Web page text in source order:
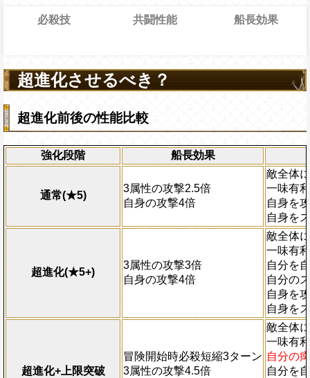
必殺技
通常時
ダメージを与え、一味にかかっている有
ち消し、2ターンの間自分だけに様々な
る
上限突破
共闘性能
冒険開始時の必殺ターンを2短縮、
属性キャラの攻撃を6倍、体力を1.5倍
倍、体力を1.25倍にする
全ての防御効果・防御力・通常攻撃以
て敵全体に200万ダメージを与え、全
プレイヤーの一味の属性スロットを自
ーンを2短縮する
を30%下げ、野心タイプ耐性を20%下
げる
船長効果
ャラの攻撃を2.5倍にし、自身の攻撃は4
Lv上限突破
超進化させるべき？
超進化前後の性能比較
強化段階 船長効果
通常(★5)
3属性の攻撃2.5倍
自身の攻撃4倍
敵全体
一味有
自身を
自身を
超進化(★5+)
3属性の攻撃3倍
自身の攻撃4倍
敵全体
一味有
自分を
自分の
自身を
自身を
超進化+上限突破
冒険開始時必殺短縮3ターン
3属性の攻撃4.5倍
敵全体
一味有
自分の
自分を